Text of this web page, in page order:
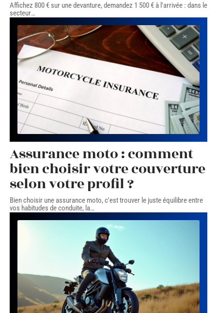
Affichez 800 € sur une devanture, demandez 1 500 € à l'arrivée : dans le
secteur…
Assurance moto : comment
bien choisir votre couverture
selon votre profil ?
Bien choisir une assurance moto, c'est trouver le juste équilibre entre
vos habitudes de conduite, la…